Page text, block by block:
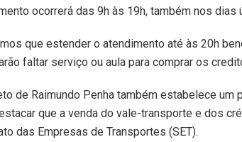
ocorrerá das 9h às 19h, também nos dias
que estender o atendimento até às 20h
faltar serviço ou aula para comprar os
de Raimundo Penha também estabelece
que a venda do vale-transporte e dos
das Empresas de Transportes (SET).